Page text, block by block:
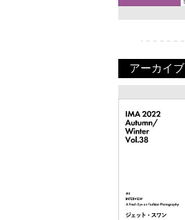
アーカイブ